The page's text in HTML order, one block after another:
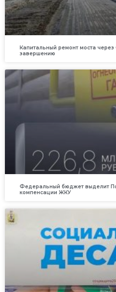
Капитальный ремонт моста через
завершению
Федеральный бюджет выделит
компенсации ЖКУ